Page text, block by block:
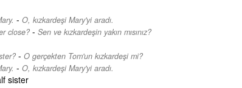
- O, kızkardeşi Mary'yi aradı.
close?- Sen ve kızkardeşin yakın mısınız?
- O gerçekten Tom'un kızkardeşi mi?
- O, kızkardeşi Mary'yi aradı.
sister